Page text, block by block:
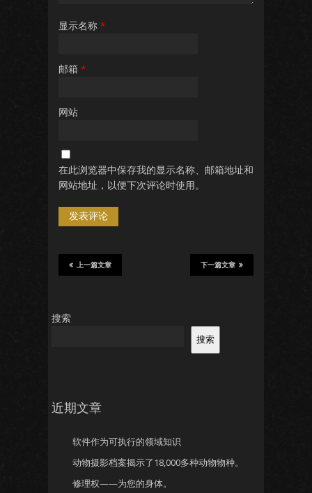
显示名称 *
邮箱 *
网站
在此浏览器中保存我的显示名称、邮箱地址和
网站地址，以便下次评论时使用。
下一篇文章
上一篇文章
搜索
搜索
近期文章
软件作为可执行的领域知识
动物摄影档案揭示了18,000多种动物物种。
修理权——为您的身体。